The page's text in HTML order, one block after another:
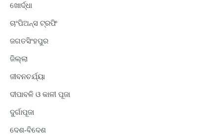
ଖୋର୍ଦ୍ଧା
ଚାଂପିଅନ୍ସ ଟ୍ରଫି
ଜଗତସିଂହପୁର
ଜିଲ୍ଲା
ଜୀବନଚର୍ଯ୍ୟା
ଦୀପାବଳି ଓ କାଳୀ ପୂଜା
ଦୁର୍ଗାପୂଜା
ଦେଶ-ବିଦେଶ